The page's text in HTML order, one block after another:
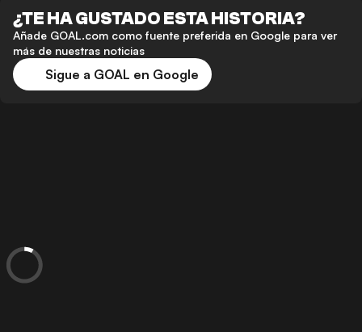
¿TE HA GUSTADO ESTA HISTORIA?
Añade GOAL.com como fuente preferida en Google para ver
más de nuestras noticias
Sigue a GOAL en Google